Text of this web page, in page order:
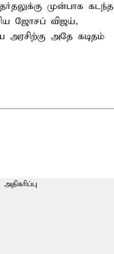
முன்பாக கடந்த
ஜோசப் விஜய்,
அதே கடிதம்